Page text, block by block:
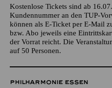
zum Konzert "Takeover! by
Abends bei letzten
Kostenlose Tickets sind ab
Kundennummer an den TUP-
können als E-Ticket per E-Mail
auf 50 Personen.